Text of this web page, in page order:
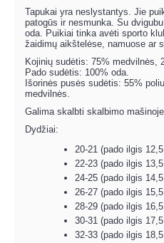
Tapukai yra neslystantys. Jie
patogūs ir nesmunka. Su
oda. Puikiai tinka avėti sporto
žaidimų aikštelėse, namuose ar
Kojinių sudėtis: 75% medvilnės,
Pado sudėtis: 100% oda.
Išorinės pusės sudėtis: 55%
medvilnės.
Galima skalbti skalbimo
Dydžiai:
20-21 (pado ilgis
22-23 (pado ilgis
24-25 (pado ilgis
26-27 (pado ilgis
28-29 (pado ilgis
30-31 (pado ilgis
32-33 (pado ilgis